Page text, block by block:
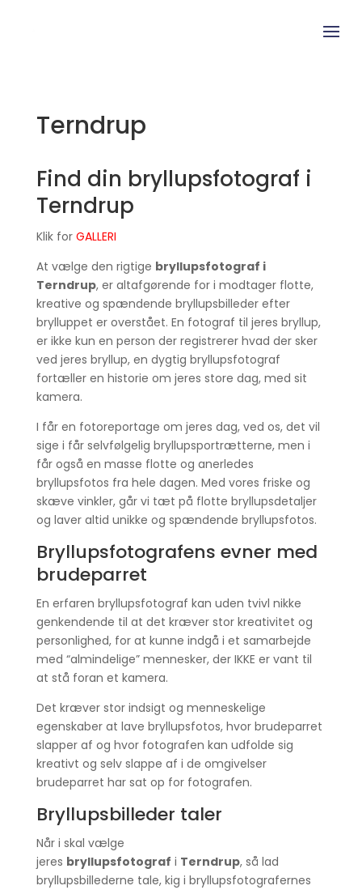
Terndrup
Find din bryllupsfotograf i
Terndrup
Klik for GALLERI
At vælge den rigtige bryllupsfotograf i
Terndrup, er altafgørende for i modtager flotte,
kreative og spændende bryllupsbilleder efter
brylluppet er overstået. En fotograf til jeres bryllup,
er ikke kun en person der registrerer hvad der sker
ved jeres bryllup, en dygtig bryllupsfotograf
fortæller en historie om jeres store dag, med sit
kamera.
I får en fotoreportage om jeres dag, ved os, det vil
sige i får selvfølgelig bryllupsportrætterne, men i
får også en masse flotte og anerledes
bryllupsfotos fra hele dagen. Med vores friske og
skæve vinkler, går vi tæt på flotte bryllupsdetaljer
og laver altid unikke og spændende bryllupsfotos.
Bryllupsfotografens evner med
brudeparret
En erfaren bryllupsfotograf kan uden tvivl nikke
genkendende til at det kræver stor kreativitet og
personlighed, for at kunne indgå i et samarbejde
med “almindelige” mennesker, der IKKE er vant til
at stå foran et kamera.
Det kræver stor indsigt og menneskelige
egenskaber at lave bryllupsfotos, hvor brudeparret
slapper af og hvor fotografen kan udfolde sig
kreativt og selv slappe af i de omgivelser
brudeparret har sat op for fotografen.
Bryllupsbilleder taler
Når i skal vælge
jeres bryllupsfotograf i Terndrup, så lad
bryllupsbillederne tale, kig i bryllupsfotografernes